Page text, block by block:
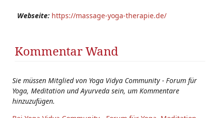
Webseite: https://massage-yoga-therapie.de/
Kommentar Wand
Sie müssen Mitglied von Yoga Vidya Community - Forum für
Yoga, Meditation und Ayurveda sein, um Kommentare
hinzuzufügen.